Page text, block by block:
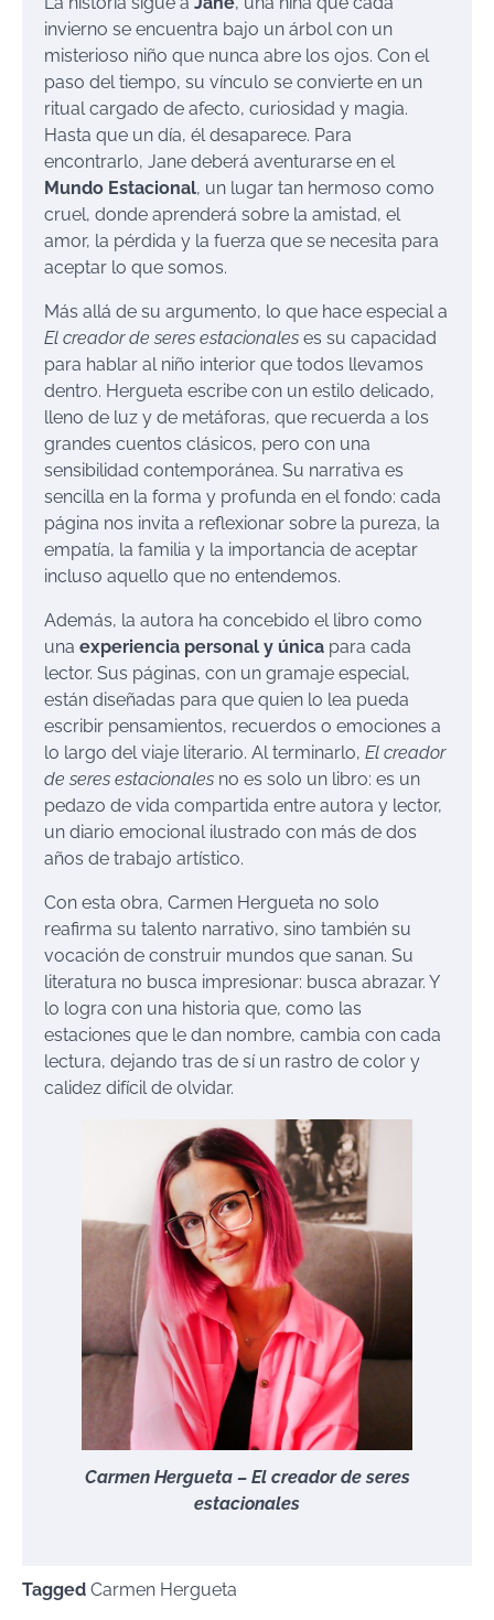
invierno se encuentra bajo un árbol con un
misterioso niño que nunca abre los ojos. Con el
paso del tiempo, su vínculo se convierte en un
ritual cargado de afecto, curiosidad y magia.
Hasta que un día, él desaparece. Para
encontrarlo, Jane deberá aventurarse en el
Mundo Estacional, un lugar tan hermoso como
cruel, donde aprenderá sobre la amistad, el
amor, la pérdida y la fuerza que se necesita para
aceptar lo que somos.
Más allá de su argumento, lo que hace especial a
El creador de seres estacionales es su capacidad
para hablar al niño interior que todos llevamos
dentro. Hergueta escribe con un estilo delicado,
lleno de luz y de metáforas, que recuerda a los
grandes cuentos clásicos, pero con una
sensibilidad contemporánea. Su narrativa es
sencilla en la forma y profunda en el fondo: cada
página nos invita a reflexionar sobre la pureza, la
empatía, la familia y la importancia de aceptar
incluso aquello que no entendemos.
Además, la autora ha concebido el libro como
una experiencia personal y única para cada
lector. Sus páginas, con un gramaje especial,
están diseñadas para que quien lo lea pueda
escribir pensamientos, recuerdos o emociones a
lo largo del viaje literario. Al terminarlo, El creador
de seres estacionales no es solo un libro: es un
pedazo de vida compartida entre autora y lector,
un diario emocional ilustrado con más de dos
años de trabajo artístico.
Con esta obra, Carmen Hergueta no solo
reafirma su talento narrativo, sino también su
vocación de construir mundos que sanan. Su
literatura no busca impresionar: busca abrazar. Y
lo logra con una historia que, como las
estaciones que le dan nombre, cambia con cada
lectura, dejando tras de sí un rastro de color y
calidez difícil de olvidar.
Carmen Hergueta – El creador de seres
estacionales
Tagged Carmen Hergueta